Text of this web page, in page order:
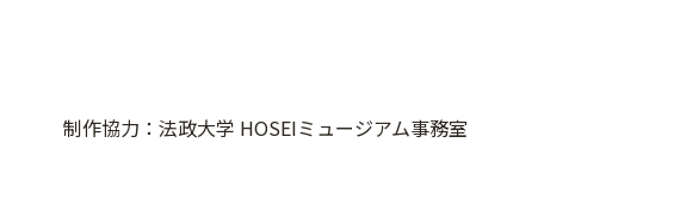
制作協力：法政大学 HOSEIミュージアム事務室